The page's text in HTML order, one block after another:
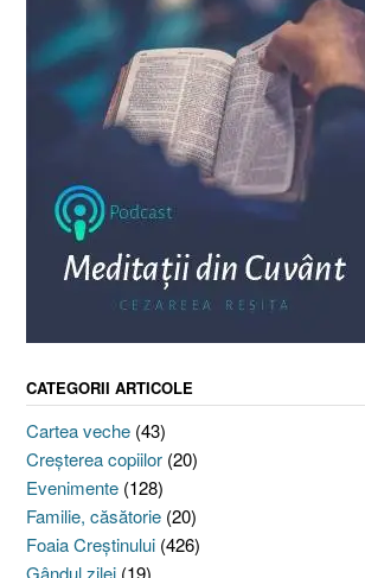
CATEGORII ARTICOLE
Cartea veche (43)
Creşterea copiilor (20)
Evenimente (128)
Familie, căsătorie (20)
Foaia Creştinului (426)
Gândul zilei (19)